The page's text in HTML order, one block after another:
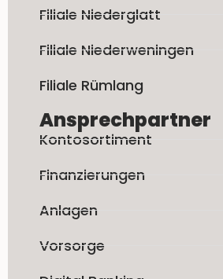
Filiale Niederglatt
Filiale Niederweningen
Filiale Rümlang
Ansprechpartner
Kontosortiment
Finanzierungen
Anlagen
Vorsorge